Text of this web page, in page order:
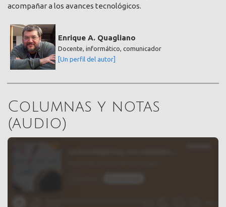
acompañar a los avances tecnológicos.
Enrique A. Quagliano
Docente, informático, comunicador
[Un perfil del autor]
Columnas y notas
(audio)